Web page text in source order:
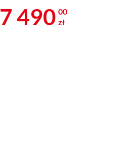
Cena 7 490 zł
7 490 00
zł